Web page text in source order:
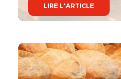
LIRE L'ARTICLE